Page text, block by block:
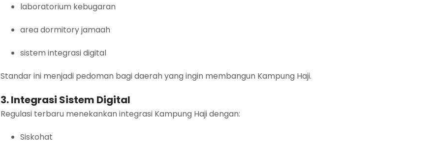
laboratorium kebugaran
area dormitory jamaah
sistem integrasi digital
Standar ini menjadi pedoman bagi daerah yang ingin membangun Kampung Haji.
3. Integrasi Sistem Digital
Regulasi terbaru menekankan integrasi Kampung Haji dengan:
Siskohat